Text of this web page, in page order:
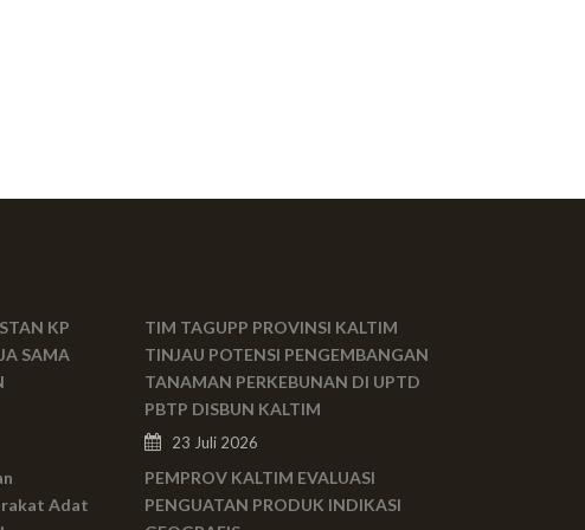
KP
SAMA
Adat
TIM TAGUPP PROVINSI KALTIM
TINJAU POTENSI PENGEMBANGAN
TANAMAN PERKEBUNAN DI UPTD
PBTP DISBUN KALTIM
23 Juli 2026
PEMPROV KALTIM EVALUASI
PENGUATAN PRODUK INDIKASI